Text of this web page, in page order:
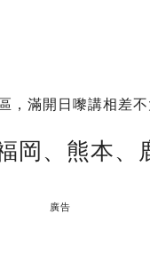
，滿開日嚟講相差
岡、熊本、
廣告